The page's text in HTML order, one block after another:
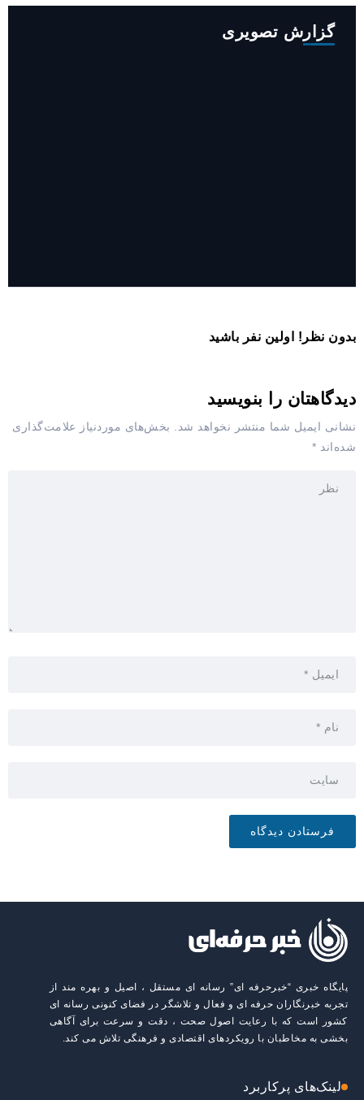
گزارش تصویری
بدون نظر! اولین نفر باشید
دیدگاهتان را بنویسید
نشانی ایمیل شما منتشر نخواهد شد. بخش‌های موردنیاز علامت‌گذاری
شده‌اند *
پایگاه خبری “خبرحرفه ای” رسانه ای مستقل ، اصیل و بهره مند از
تجربه خبرنگاران حرفه ای و فعال و تلاشگر در فضای کنونی رسانه ای
کشور است که با رعایت اصول صحت ، دقت و سرعت برای آگاهی
بخشی به مخاطبان با رویکردهای اقتصادی و فرهنگی تلاش می کند.
لینک‌های پرکاربرد